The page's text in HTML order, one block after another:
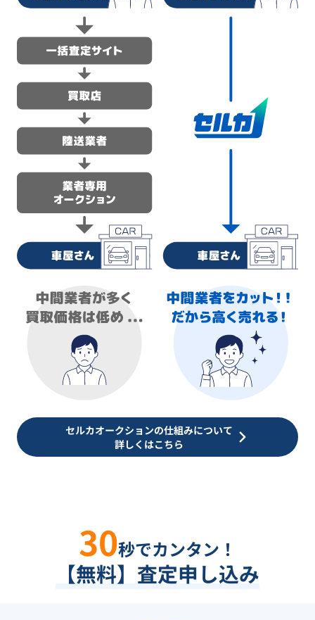
セルカオークションの仕組みについて
詳しくはこちら
30秒でカンタン！
【無料】査定申し込み